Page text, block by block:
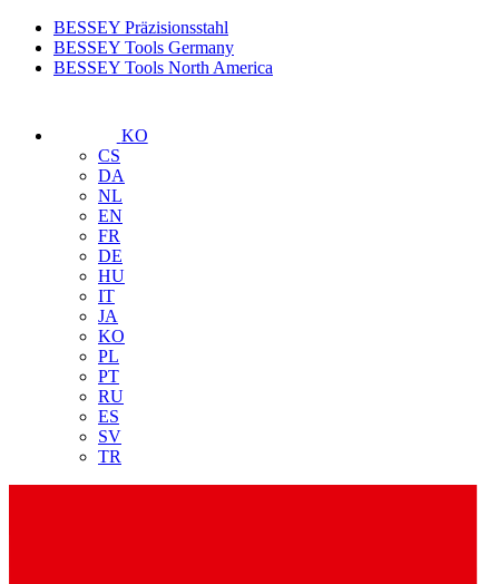
BESSEY Präzisionsstahl
BESSEY Tools Germany
BESSEY Tools North America
KO
CS
DA
NL
EN
FR
DE
HU
IT
JA
KO
PL
PT
RU
ES
SV
TR